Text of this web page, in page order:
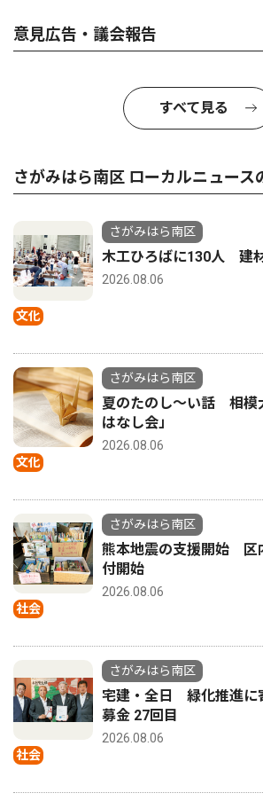
意見広告・議会報告
すべて見る
さがみはら南区 ローカルニュース
文化
さがみはら南区
木工ひろばに130人 建
2026.08.06
文化
さがみはら南区
夏のたのし〜い話 相模
はなし会」
2026.08.06
社会
さがみはら南区
熊本地震の支援開始 区
付開始
2026.08.06
社会
さがみはら南区
宅建・全日 緑化推進
募金 27回目
2026.08.06